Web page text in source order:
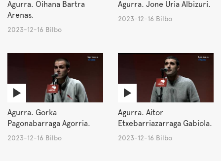
Agurra. Oihana Bartra
Arenas.
2023-12-16 Bilbo
Agurra. Jone Uria Albizuri.
2023-12-16 Bilbo
Agurra. Gorka
Pagonabarraga Agorria.
2023-12-16 Bilbo
Agurra. Aitor
Etxebarriazarraga Gabiola.
2023-12-16 Bilbo